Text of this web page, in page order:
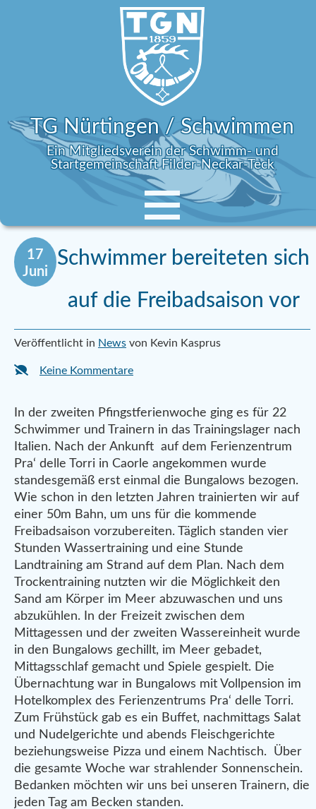
TG Nürtingen / Schwimmen
Ein Mitgliedsverein der Schwimm- und
Startgemeinschaft Filder-Neckar-Teck
17
Juni
Schwimmer bereiteten sich
auf die Freibadsaison vor
Veröffentlicht in News von Kevin Kasprus
Keine Kommentare
In der zweiten Pfingstferienwoche ging es für 22
Schwimmer und Trainern in das Trainingslager nach
Italien. Nach der Ankunft auf dem Ferienzentrum
Pra‘ delle Torri in Caorle angekommen wurde
standesgemäß erst einmal die Bungalows bezogen.
Wie schon in den letzten Jahren trainierten wir auf
einer 50m Bahn, um uns für die kommende
Freibadsaison vorzubereiten. Täglich standen vier
Stunden Wassertraining und eine Stunde
Landtraining am Strand auf dem Plan. Nach dem
Trockentraining nutzten wir die Möglichkeit den
Sand am Körper im Meer abzuwaschen und uns
abzukühlen. In der Freizeit zwischen dem
Mittagessen und der zweiten Wassereinheit wurde
in den Bungalows gechillt, im Meer gebadet,
Mittagsschlaf gemacht und Spiele gespielt. Die
Übernachtung war in Bungalows mit Vollpension im
Hotelkomplex des Ferienzentrums Pra‘ delle Torri.
Zum Frühstück gab es ein Buffet, nachmittags Salat
und Nudelgerichte und abends Fleischgerichte
beziehungsweise Pizza und einem Nachtisch. Über
die gesamte Woche war strahlender Sonnenschein.
Bedanken möchten wir uns bei unseren Trainern, die
jeden Tag am Becken standen.